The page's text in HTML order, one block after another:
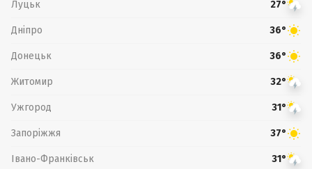
Луцьк 27°
Дніпро 36°
Донецьк 36°
Житомир 32°
Ужгород 31°
Запоріжжя 37°
Івано-Франківськ 31°